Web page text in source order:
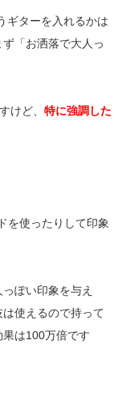
ギターを入れるかは
「お洒落で大人っ
けど、 特に強調した
を使ったりして印象
ぽい印象を与え
使えるので持って
は100万倍です